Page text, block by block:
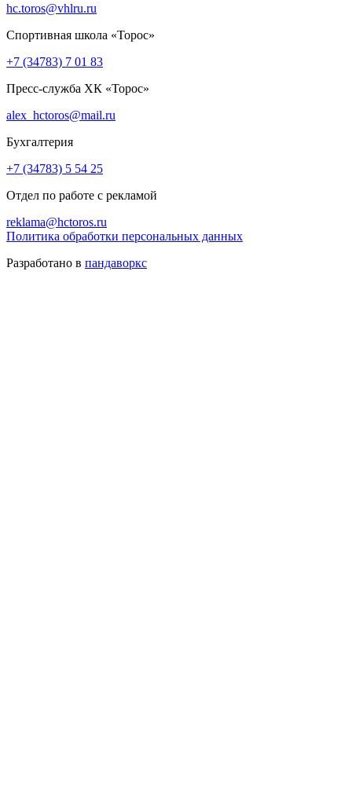
hc.toros@vhlru.ru
Спортивная школа «Торос»
+7 (34783) 7 01 83
Пресс-служба ХК «Торос»
alex_hctoros@mail.ru
Бухгалтерия
+7 (34783) 5 54 25
Отдел по работе с рекламой
reklama@hctoros.ru
Политика обработки персональных данных
Разработано в пандаворкс